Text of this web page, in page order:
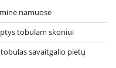
namuose
tobulam skoniui
savaitgalio pietų